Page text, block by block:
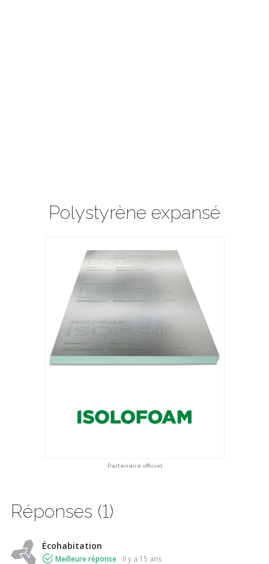
Polystyrène expansé
Partenaire officiel
Réponses (1)
Écohabitation
Meilleure réponse il y a 15 ans